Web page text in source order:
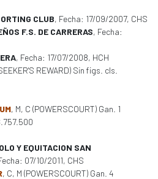
CLUB, Fecha: 17/09/2007, CHS
F.S. DE CARRERAS, Fecha:
, Fecha: 17/07/2008, HCH
REWARD) Sin figs. cls.
, M, C (POWERSCOURT) Gan. 1
Y EQUITACION SAN
07/10/2011, CHS
, C, M (POWERSCOURT) Gan. 4